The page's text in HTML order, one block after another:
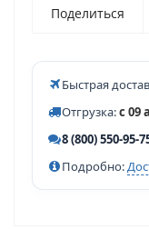
Поделиться
Быстрая
Отгрузка:с 09
8 (800) 550-95-
Подробно: